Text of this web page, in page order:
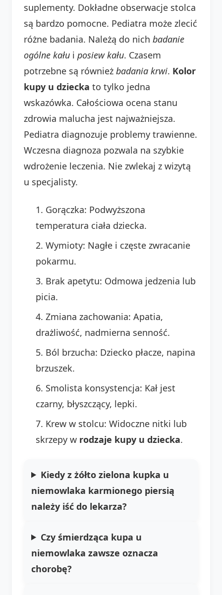
suplementy. Dokładne obserwacje stolca
są bardzo pomocne. Pediatra może zlecić
różne badania. Należą do nich badanie
ogólne kału i posiew kału. Czasem
potrzebne są również badania krwi. Kolor
kupy u dziecka to tylko jedna
wskazówka. Całościowa ocena stanu
zdrowia malucha jest najważniejsza.
Pediatra diagnozuje problemy trawienne.
Wczesna diagnoza pozwala na szybkie
wdrożenie leczenia. Nie zwlekaj z wizytą
u specjalisty.
Gorączka: Podwyższona
temperatura ciała dziecka.
Wymioty: Nagłe i częste zwracanie
pokarmu.
Brak apetytu: Odmowa jedzenia lub
picia.
Zmiana zachowania: Apatia,
drażliwość, nadmierna senność.
Ból brzucha: Dziecko płacze, napina
brzuszek.
Smolista konsystencja: Kał jest
czarny, błyszczący, lepki.
Krew w stolcu: Widoczne nitki lub
skrzepy w rodzaje kupy u dziecka.
Kiedy z żółto zielona kupka u
niemowlaka karmionego piersią
należy iść do lekarza?
Czy śmierdząca kupa u
niemowlaka zawsze oznacza
chorobę?